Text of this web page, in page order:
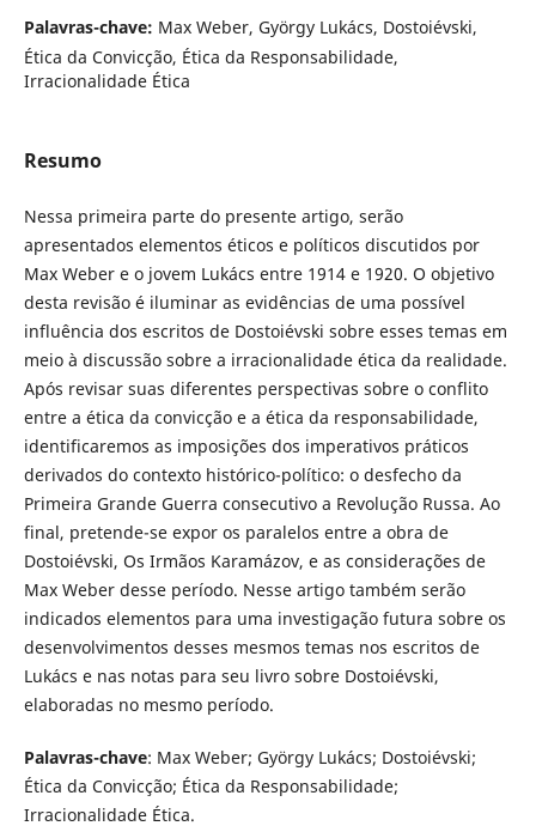
Palavras-chave: Max Weber, György Lukács, Dostoiévski,
Ética da Convicção, Ética da Responsabilidade,
Irracionalidade Ética
Resumo
Nessa primeira parte do presente artigo, serão
apresentados elementos éticos e políticos discutidos por
Max Weber e o jovem Lukács entre 1914 e 1920. O objetivo
desta revisão é iluminar as evidências de uma possível
influência dos escritos de Dostoiévski sobre esses temas em
meio à discussão sobre a irracionalidade ética da realidade.
Após revisar suas diferentes perspectivas sobre o conflito
entre a ética da convicção e a ética da responsabilidade,
identificaremos as imposições dos imperativos práticos
derivados do contexto histórico-político: o desfecho da
Primeira Grande Guerra consecutivo a Revolução Russa. Ao
final, pretende-se expor os paralelos entre a obra de
Dostoiévski, Os Irmãos Karamázov, e as considerações de
Max Weber desse período. Nesse artigo também serão
indicados elementos para uma investigação futura sobre os
desenvolvimentos desses mesmos temas nos escritos de
Lukács e nas notas para seu livro sobre Dostoiévski,
elaboradas no mesmo período.
Palavras-chave: Max Weber; György Lukács; Dostoiévski;
Ética da Convicção; Ética da Responsabilidade;
Irracionalidade Ética.